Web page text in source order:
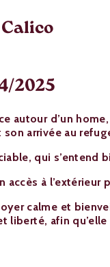
2025
autour d’un
arrivée au
qui s’entend
accès à l’extérieur
calme et
liberté, afin